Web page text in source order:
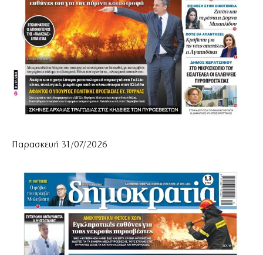
Παρασκευή 31/07/2026